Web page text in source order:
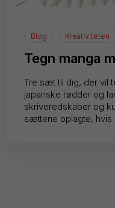
Blog Kreativiteten
Tegn manga
Tre sæt til dig, der vil
japanske rødder og
skriveredskaber og
sættene oplagte,